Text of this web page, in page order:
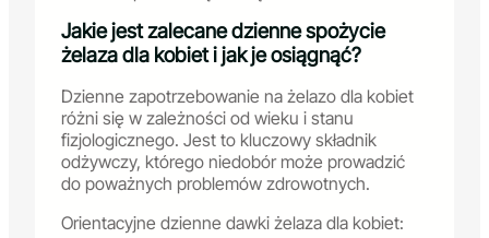
Jakie jest zalecane dzienne spożycie
żelaza dla kobiet i jak je osiągnąć?
Dzienne zapotrzebowanie na żelazo dla kobiet
różni się w zależności od wieku i stanu
fizjologicznego. Jest to kluczowy składnik
odżywczy, którego niedobór może prowadzić
do poważnych problemów zdrowotnych.
Orientacyjne dzienne dawki żelaza dla kobiet: